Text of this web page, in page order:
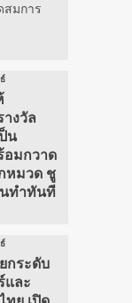
สมการ
างวัล
น
อมกวาด
หมวด ชู
นทำทันที
กระดับ
และ